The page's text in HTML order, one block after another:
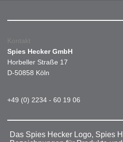
Kontakt
Spies Hecker GmbH
Horbeller Straße 17
D-50858 Köln
+49 (0) 2234 - 60 19 06
Das Spies Hecker Logo, Spies